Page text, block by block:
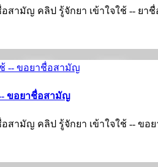
สามัญ คลิป รู้จักยา เข้าใจใช้ -- ย
ขอยาชื่อสามัญ
สามัญ คลิป รู้จักยา เข้าใจใช้ -- ขอ